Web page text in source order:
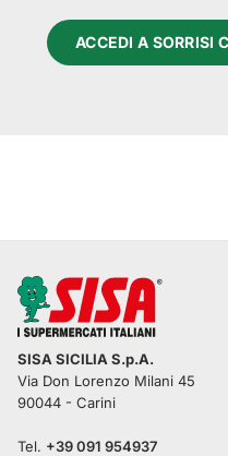
ACCEDI A SORRISI
SISA SICILIA S.p.A.
Via Don Lorenzo Milani 45
90044 - Carini
Tel. +39 091 954937